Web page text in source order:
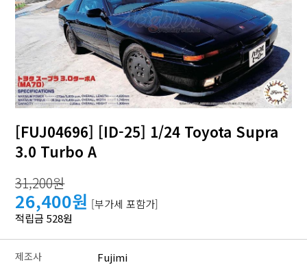
[FUJ04696] [ID-25] 1/24 Toyota Supra
3.0 Turbo A
31,200원
26,400원 [부가세 포함가]
적립금 528원
제조사 Fujimi